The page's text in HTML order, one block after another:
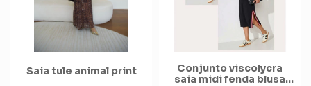
Saia tule animal print
Conjunto viscolycra
saia midi fenda blusa